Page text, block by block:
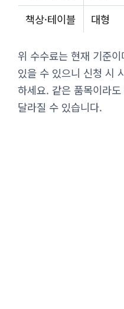
책상·테이블
대형
위 수수료는 현재 기준
있을 수 있으니 신청 시
하세요. 같은 품목이라
달라질 수 있습니다.